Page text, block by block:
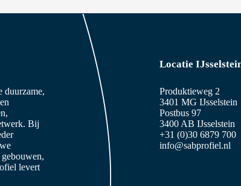
duurzame,
Bij
levert
Locatie
Produktieweg 2
3401 MG IJsselstein
Postbus 97
3400 AB IJsselstein
+31 (0)30 6879 700
info@sabprofiel.nl